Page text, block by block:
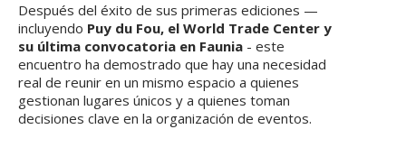
Después del éxito de sus primeras ediciones —
incluyendo Puy du Fou, el World Trade Center y
su última convocatoria en Faunia - este
encuentro ha demostrado que hay una necesidad
real de reunir en un mismo espacio a quienes
gestionan lugares únicos y a quienes toman
decisiones clave en la organización de eventos.